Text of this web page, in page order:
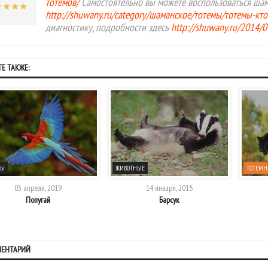
http://shuwany.ru/category/шаманское/тотемы/тотемы-
диагностику, подробности здесь http://shuwany.ru/2014/
ТАКЖЕ:
03 апреля, 2019
Попугай
ЖИВОТНЫЕ
14 января, 2015
Барсук